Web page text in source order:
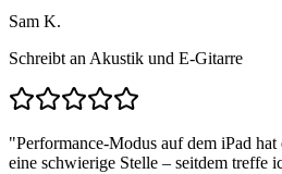
Sam K.
Schreibt an Akustik und E-Gitarre
"Performance-Modus auf dem iPad
eine schwierige Stelle – seitdem treffe